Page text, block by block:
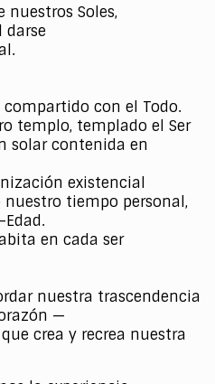
Soles,
darse
con el Todo.
templo, templado el Ser
solar contenida en
existencial
tiempo personal,
en cada ser
nuestra trascendencia
—
crea y recrea nuestra